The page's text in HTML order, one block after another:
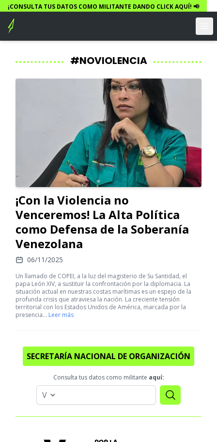
¡CONSULTA TUS DATOS COMO MILITANTE DANDO CLICK AQUÍ! 📢
#NOVIOLENCIA
¡Con la Violencia no
Venceremos! La Alta Política
como Defensa de la Soberanía
Venezolana
06/11/2025
Un llamado de COPEI, a la luz del magisterio de Su Santidad, el
papa León XIV, a sustituir la confrontación por la diplomacia. La
situación actual en nuestras costas marítimas es un espejo de la
profunda crisis que atraviesa la nación. La creciente tensión
territorial con los Estados Unidos de América, marcada por la
presencia… Leer más
SECRETARÍA NACIONAL DE ORGANIZACIÓN
Consulta tus datos como militante aquí: